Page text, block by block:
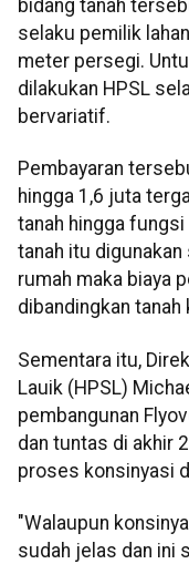
bidang tanah
selaku pemilik
meter persegi.
dilakukan HPSL
bervariatif.
Pembayaran
hingga 1,6 juta
tanah hingga
tanah itu digunakan
rumah maka biaya
dibandingkan tanah
Sementara itu,
Lauik (HPSL)
pembangunan
dan tuntas di akhir
proses konsinyasi
"Walaupun
sudah jelas dan ini